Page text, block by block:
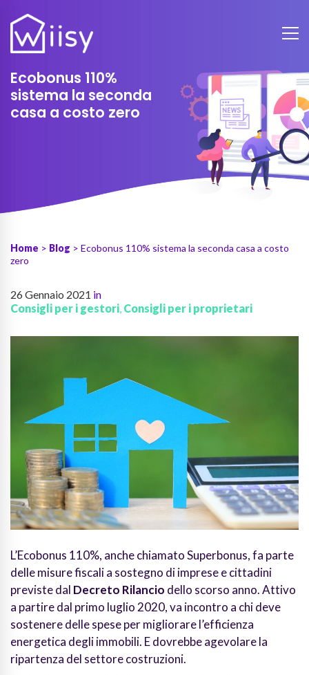
Ecobonus 110%
sistema la seconda
casa a costo zero
Home > Blog > Ecobonus 110% sistema la seconda casa a costo
zero
26 Gennaio 2021 in
Consigli per i gestori, Consigli per i proprietari
L’Ecobonus 110%, anche chiamato Superbonus, fa parte
delle misure fiscali a sostegno di imprese e cittadini
previste dal Decreto Rilancio dello scorso anno. Attivo
a partire dal primo luglio 2020, va incontro a chi deve
sostenere delle spese per migliorare l’efficienza
energetica degli immobili. E dovrebbe agevolare la
ripartenza del settore costruzioni.